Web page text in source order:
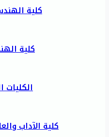
كلية
كلية
الكليات
كلية الآداب